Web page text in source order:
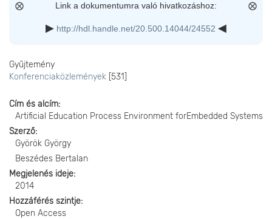
Link a dokumentumra való hivatkozáshoz:
http://hdl.handle.net/20.500.14044/24552
Gyűjtemény
Konferenciaközlemények [531]
Cím és alcím
Artificial Education Process Environment forEmbedded Systems
Szerző
Györök György
Beszédes Bertalan
Megjelenés ideje
2014
Hozzáférés szintje
Open Access